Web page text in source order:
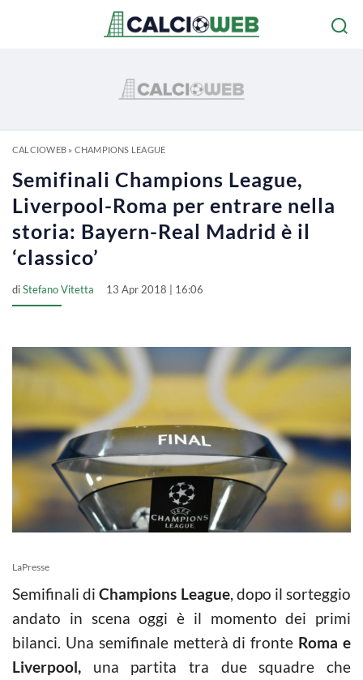
CALCIOWEB» CHAMPIONS LEAGUE
Semifinali Champions League,
Liverpool-Roma per entrare nella
storia: Bayern-Real Madrid è il
‘classico’
diStefano Vitetta 13 Apr 2018 | 16:06
LaPresse
Semifinali diChampions League, dopo il sorteggio
andato in scena oggi è il momento dei primi
bilanci. Una semifinale metterà di fronte Roma e
Liverpool, una partita tra due squadre che